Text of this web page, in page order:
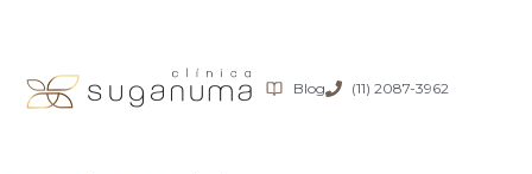
Blog (11) 2087-3962